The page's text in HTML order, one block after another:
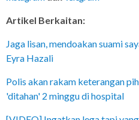
Artikel Berkaitan:
Jaga lisan, mendoakan suami
Eyra Hazali
Polis akan rakam keterangan
'ditahan' 2 minggu di hospital